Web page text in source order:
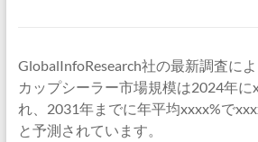
GlobalInfoResearch社の最新調査に
カップシーラー市場規模は2024年に
れ、2031年までに年平均xxxx%で
と予測されています。